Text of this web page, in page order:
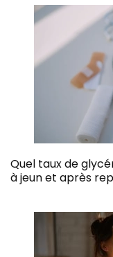
Quel taux de
à jeun et après